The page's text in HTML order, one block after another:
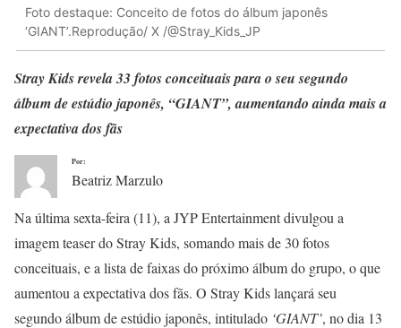
Foto destaque: Conceito de fotos do álbum japonês
‘GIANT’.Reprodução/ X /@Stray_Kids_JP
Stray Kids revela 33 fotos conceituais para o seu segundo
álbum de estúdio japonês, “GIANT”, aumentando ainda mais a
expectativa dos fãs
Por:
Beatriz Marzulo
Na última sexta-feira (11), a JYP Entertainment divulgou a
imagem teaser do Stray Kids, somando mais de 30 fotos
conceituais, e a lista de faixas do próximo álbum do grupo, o que
aumentou a expectativa dos fãs. O Stray Kids lançará seu
segundo álbum de estúdio japonês, intitulado ‘GIANT’, no dia 13